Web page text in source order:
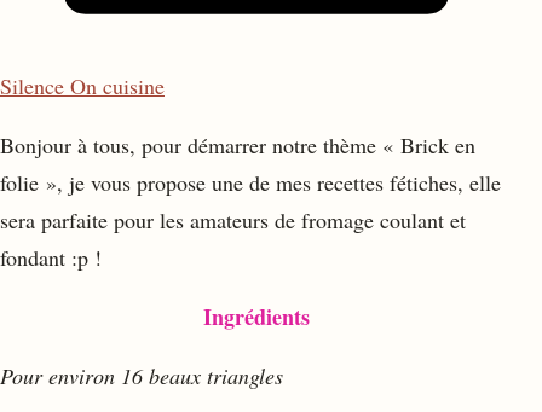
Silence On cuisine
Bonjour à tous, pour démarrer notre thème « Brick en
folie », je vous propose une de mes recettes fétiches, elle
sera parfaite pour les amateurs de fromage coulant et
fondant :p !
Ingrédients
Pour environ 16 beaux triangles